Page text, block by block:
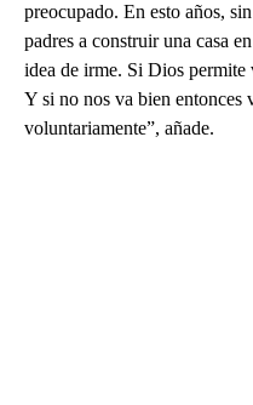
preocupado. En esto años,
padres a construir una casa
idea de irme. Si Dios permite
Y si no nos va bien entonces
voluntariamente”, añade.